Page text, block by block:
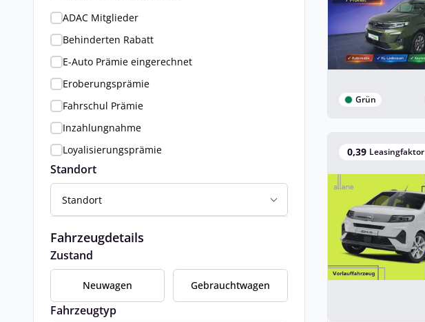
ADAC Mitglieder
Behinderten Rabatt
E-Auto Prämie eingerechnet
Eroberungsprämie
Fahrschul Prämie
Inzahlungnahme
Loyalisierungsprämie
Standort
Standort
Fahrzeugdetails
Zustand
Neuwagen Gebrauchtwagen
Fahrzeugtyp
Grün
0,39 Leasingfaktor